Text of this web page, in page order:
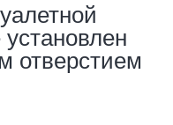
отверстием